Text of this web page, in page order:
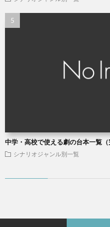
中学・高校で使える劇の台本一覧（
シナリオジャンル別一覧